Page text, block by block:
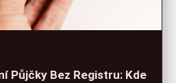
Půjčky Bez Registru: Kde